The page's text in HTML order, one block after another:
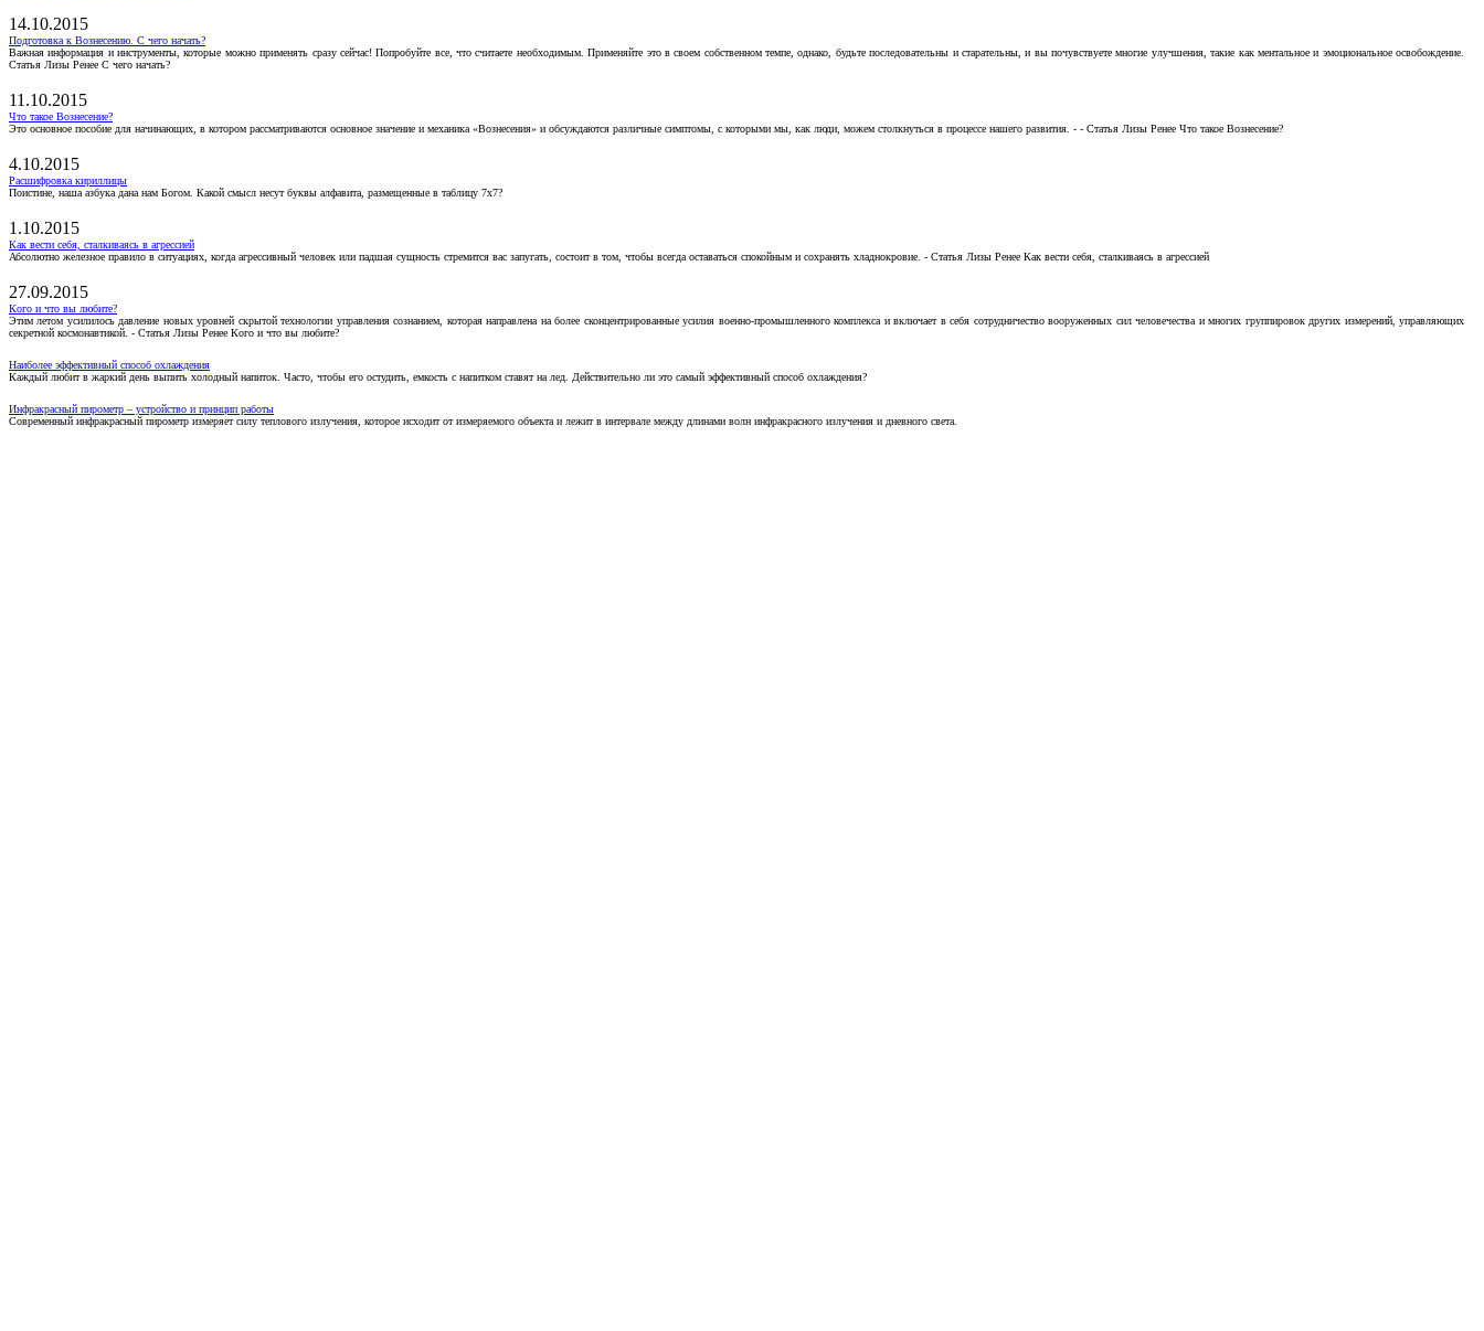
14.10.2015
Подготовка к Вознесению. С чего начать?
Важная информация и инструменты, которые можно применять сразу сейчас! Попробуйте все, что считаете необходимым. Применяйте это в своем собственном темпе, однако, будьте последовательны и старательны, и вы почувствуете многие улучшения, такие как ментальное и эмоциональное освобождение.
Статья Лизы Ренее С чего начать?
11.10.2015
Что такое Вознесение?
Это основное пособие для начинающих, в котором рассматриваются основное значение и механика «Вознесения» и обсуждаются различные симптомы, с которыми мы, как люди, можем столкнуться в процессе нашего развития. - - Статья Лизы Ренее Что такое Вознесение?
4.10.2015
Расшифровка кириллицы
Поистине, наша азбука дана нам Богом. Какой смысл несут буквы алфавита, размещенные в таблицу 7х7?
1.10.2015
Как вести себя, сталкиваясь в агрессией
Абсолютно железное правило в ситуациях, когда агрессивный человек или падшая сущность стремится вас запугать, состоит в том, чтобы всегда оставаться спокойным и сохранять хладнокровие. - Статья Лизы Ренее Как вести себя, сталкиваясь в агрессией
27.09.2015
Кого и что вы любите?
Этим летом усилилось давление новых уровней скрытой технологии управления сознанием, которая направлена на более сконцентрированные усилия военно-промышленного комплекса и включает в себя сотрудничество вооруженных сил человечества и многих группировок других измерений, управляющих
секретной космонавтикой. - Статья Лизы Ренее Кого и что вы любите?
Наиболее эффективный способ охлаждения
Каждый любит в жаркий день выпить холодный напиток. Часто, чтобы его остудить, емкость с напитком ставят на лед. Действительно ли это самый эффективный способ охлаждения?
Инфракрасный пирометр – устройство и принцип работы
Современный инфракрасный пирометр измеряет силу теплового излучения, которое исходит от измеряемого объекта и лежит в интервале между длинами волн инфракрасного излучения и дневного света.